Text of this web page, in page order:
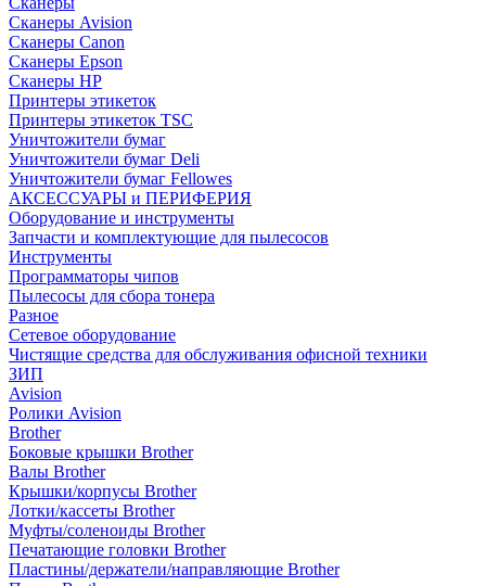
Сканеры Avision
Сканеры Canon
Сканеры Epson
Сканеры HP
Принтеры этикеток
Принтеры этикеток TSC
Уничтожители бумаг
Уничтожители бумаг Deli
Уничтожители бумаг Fellowes
АКСЕССУАРЫ и ПЕРИФЕРИЯ
Оборудование и инструменты
Запчасти и комплектующие для пылесосов
Инструменты
Программаторы чипов
Пылесосы для сбора тонера
Разное
Сетевое оборудование
Чистящие средства для обслуживания офисной техники
ЗИП
Avision
Ролики Avision
Brother
Боковые крышки Brother
Валы Brother
Крышки/корпусы Brother
Лотки/кассеты Brother
Муфты/соленоиды Brother
Печатающие головки Brother
Пластины/держатели/направляющие Brother